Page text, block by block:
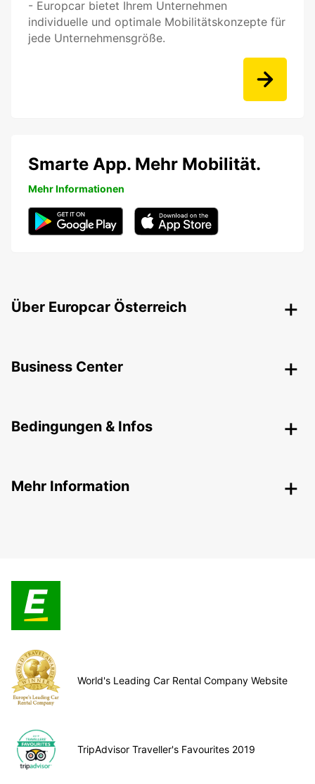
- Europcar bietet Ihrem Unternehmen
individuelle und optimale Mobilitätskonzepte für
jede Unternehmensgröße.
Smarte App. Mehr Mobilität.
Mehr Informationen
Über Europcar Österreich
Business Center
Bedingungen & Infos
Mehr Information
World's Leading Car Rental Company Website
TripAdvisor Traveller's Favourites 2019